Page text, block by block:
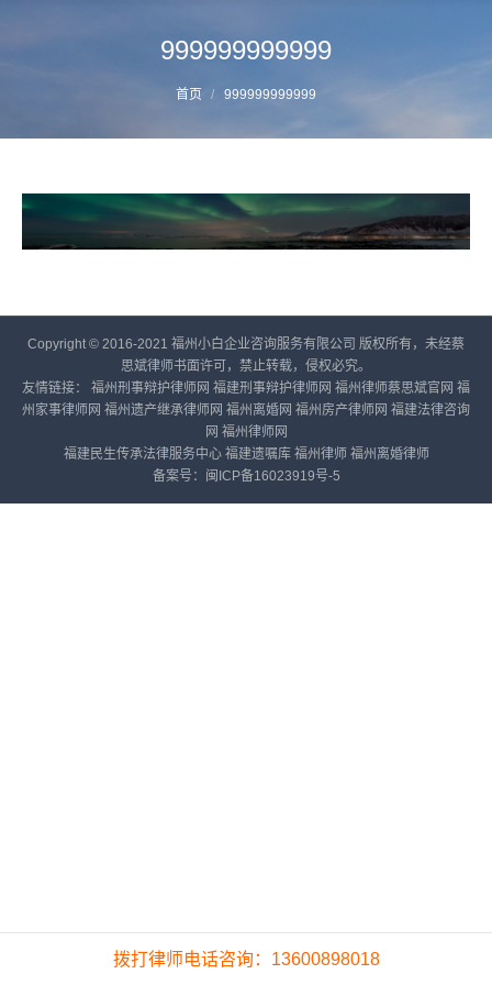
999999999999
首页 999999999999
Copyright © 2016-2021 福州小白企业咨询服务有限公司 版权所有，未经蔡
思斌律师书面许可，禁止转载，侵权必究。
友情链接： 福州刑事辩护律师网 福建刑事辩护律师网 福州律师蔡思斌官网 福
州家事律师网 福州遗产继承律师网 福州离婚网 福州房产律师网 福建法律咨询
网 福州律师网
福建民生传承法律服务中心 福建遗嘱库 福州律师 福州离婚律师
备案号：
闽ICP备16023919号-5
拨打律师电话咨询：13600898018